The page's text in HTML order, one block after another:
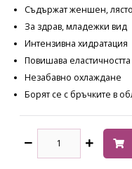
Съдържат женшен,
За здрав, младежки вид
Интензивна хидратация
Повишава
Незабавно охлаждане
Борят се с бръчките в